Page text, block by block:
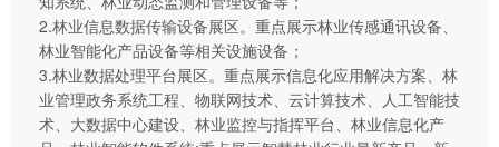
2.林业信息数据传输设备展区。重点展示林业传感通讯设备、
林业智能化产品设备等相关设施设备；
3.林业数据处理平台展区。重点展示信息化应用解决方案、林
业管理政务系统工程、物联网技术、云计算技术、人工智能技
术、大数据中心建设、林业监控与指挥平台、林业信息化产